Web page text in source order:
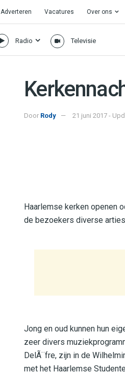
Adverteren Vacatures Over ons
Radio Televisie
Door Rody 21 juni 2017 -
Haarlemse kerken openen
de bezoekers diverse
Jong en oud kunnen hun
zeer divers
DelÃ¨fre, zijn in de
met het Haarlemse